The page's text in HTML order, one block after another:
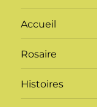
Accueil
Rosaire
Histoires